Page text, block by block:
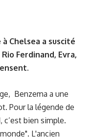
Chelsea a suscité
Ferdinand, Evra,
Benzema a une
Pour la légende de
c’est bien simple.
L'ancien